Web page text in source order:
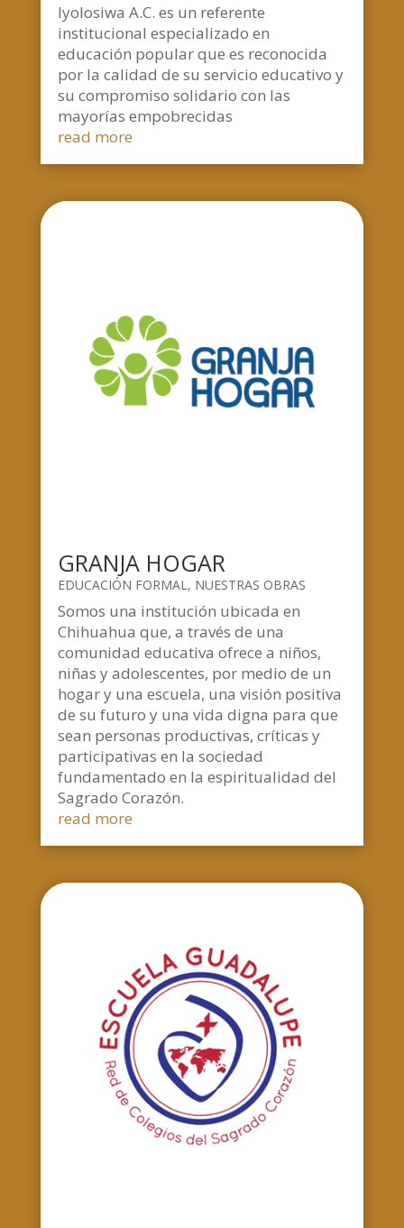
Iyolosiwa A.C. es un referente
institucional especializado en
educación popular que es reconocida
por la calidad de su servicio educativo y
su compromiso solidario con las
mayorías empobrecidas
read more
GRANJA HOGAR
EDUCACIÓN FORMAL, NUESTRAS OBRAS
Somos una institución ubicada en
Chihuahua que, a través de una
comunidad educativa ofrece a niños,
niñas y adolescentes, por medio de un
hogar y una escuela, una visión positiva
de su futuro y una vida digna para que
sean personas productivas, críticas y
participativas en la sociedad
fundamentado en la espiritualidad del
Sagrado Corazón.
read more